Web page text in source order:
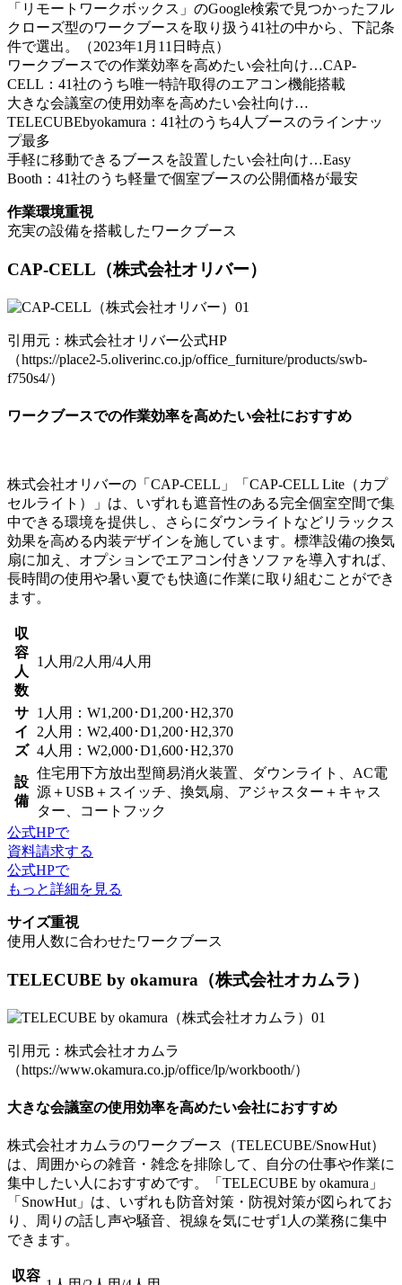
「リモートワークボックス」のGoogle検索で見つかったフル
クローズ型のワークブースを取り扱う41社の中から、下記条
件で選出。（2023年1月11日時点）
ワークブースでの作業効率を高めたい会社向け…CAP-
CELL：41社のうち唯⼀特許取得のエアコン機能搭載
大きな会議室の使用効率を高めたい会社向け…
TELECUBEbyokamura：41社のうち4⼈ブースのラインナッ
プ最多
手軽に移動できるブースを設置したい会社向け…Easy
Booth：41社のうち軽量で個室ブースの公開価格が最安
作業環境重視
充実の設備を搭載したワークブース
CAP-CELL （株式会社オリバー）
引用元：株式会社オリバー公式HP
（https://place2-5.oliverinc.co.jp/office_furniture/products/swb-
f750s4/）
ワークブースでの作業効率を高めたい会社におすすめ
株式会社オリバーの「CAP-CELL」「CAP-CELL Lite（カプ
セルライト）」は、いずれも遮音性のある完全個室空間で集
中できる環境を提供し、さらにダウンライトなどリラックス
効果を高める内装デザインを施しています。標準設備の換気
扇に加え、オプションでエアコン付きソファを導入すれば、
長時間の使用や暑い夏でも快適に作業に取り組むことができ
ます。
収
容
人
数
1人用/2人用/4人用
サ
イ
ズ
1人用：W1,200･D1,200･H2,370
2人用：W2,400･D1,200･H2,370
4人用：W2,000･D1,600･H2,370
設
備
住宅用下方放出型簡易消火装置、ダウンライト、AC電
源＋USB＋スイッチ、換気扇、アジャスター＋キャス
ター、コートフック
公式HPで
資料請求する
公式HPで
もっと詳細を見る
サイズ重視
使用人数に合わせたワークブース
TELECUBE by okamura （株式会社オカムラ）
引用元：株式会社オカムラ
（https://www.okamura.co.jp/office/lp/workbooth/）
大きな会議室の使用効率を高めたい会社におすすめ
株式会社オカムラのワークブース（TELECUBE/SnowHut）
は、周囲からの雑音・雑念を排除して、自分の仕事や作業に
集中したい人におすすめです。「TELECUBE by okamura」
「SnowHut」は、いずれも 防音対策・防視対策が図られてお
り、周りの話し声や騒音、視線を気にせず1人の業務に集中
できます。
収容